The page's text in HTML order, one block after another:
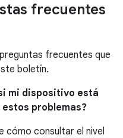
frecuentes
frecuentes que
boletín.
mi dispositivo está
problemas?
cómo consultar el nivel